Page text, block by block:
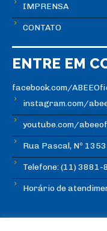
IMPRENSA
CONTATO
ENTRE EM
facebook.com/
instagram.com/
youtube.com/
Rua Pascal, Nº
Telefone: (11) 3881-
Horário de